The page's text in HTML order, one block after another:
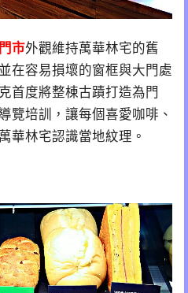
市外觀維持萬華林宅的舊
在容易損壞的窗框與大門處
首度將整棟古蹟打造為門
覽培訓，讓每個喜愛咖啡、
華林宅認識當地紋理。